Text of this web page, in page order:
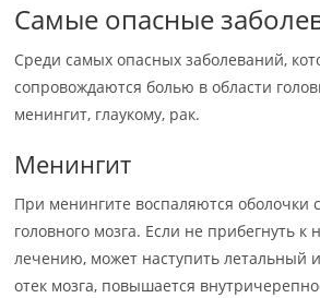
Самые опасные
Среди самых опасных заболеваний,
сопровождаются болью в области
менингит, глаукому, рак.
Менингит
При менингите воспаляются оболочки
головного мозга. Если не прибегнуть к
лечению, может наступить летальный
отек мозга, повышается